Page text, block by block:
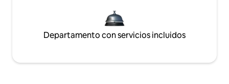
Departamento con servicios incluidos